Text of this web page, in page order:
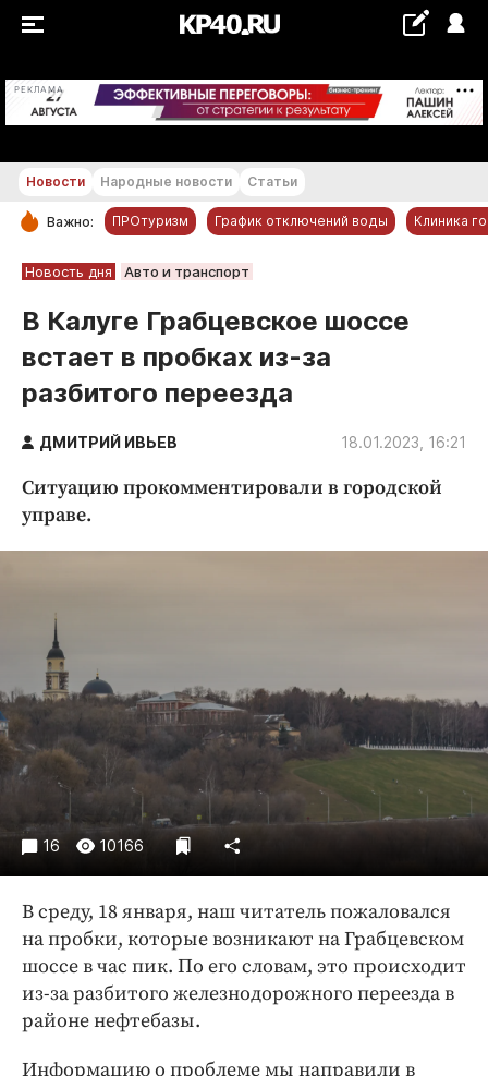
РЕКЛАМА +18...+19 °С
РУБРИКИ
Новости компаний
Статьи
Народные новости
Авто и транспорт
Криминал
Погода
Праздники
Происшествия
Спорт
Экономика и бизнес
ПРОЕКТЫ
Издания
Медиаперсона
Интересное чтиво
Клиника года
Новости Народные новости Статьи
Важно: ПРОтуризм График отключений воды Клиника
Новость дня Авто и транспорт
В Калуге Грабцевское шоссе
встает в пробках из-за
разбитого переезда
ДМИТРИЙ ИВЬЕВ 18.01.2023, 16:21
Ситуацию прокомментировали в городской
управе.
16 10166
В среду, 18 января, наш читатель пожаловался
на пробки, которые возникают на Грабцевском
шоссе в час пик. По его словам, это происходит
из-за разбитого железнодорожного переезда в
районе нефтебазы.
Информацию о проблеме мы направили в